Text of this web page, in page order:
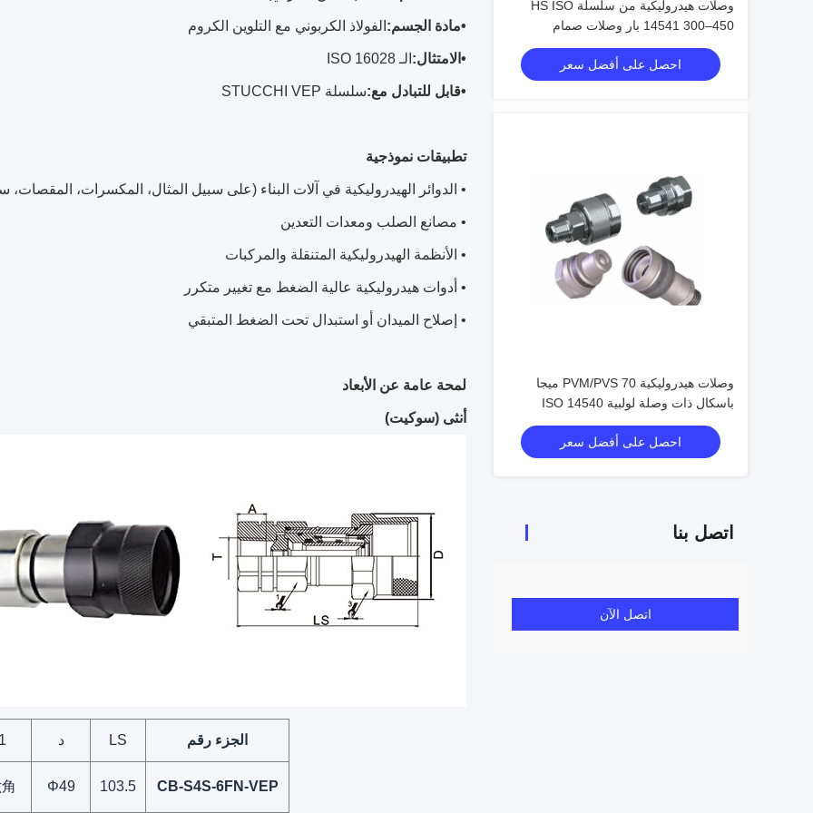
وصلات هيدروليكية من سلسلة HS ISO
14541 300–450 بار وصلات صمام
مخروطي للتوصيل الملولب
احصل على أفضل سعر
وصلات هيدروليكية PVM/PVS 70 ميجا
باسكال ذات وصلة لولبية ISO 14540
موصلات صمام مخروطي عالي الضغط
احصل على أفضل سعر
اتصل بنا
اتصل الآن
•مادة الجسم: الفولاذ الكربوني مع التلوين الكروم
• الامتثال: الـ ISO 16028
•قابل للتبادل مع:سلسلة STUCCHI VEP
تطبيقات نموذجية
• الدوائر الهيدروليكية في آلات البناء (على سبيل المثال، المكسرات،
• مصانع الصلب ومعدات التعدين
• الأنظمة الهيدروليكية المتنقلة والمركبات
• أدوات هيدروليكية عالية الضغط مع تغيير متكرر
• إصلاح الميدان أو استبدال تحت الضغط المتبقي
لمحة عامة عن الأبعاد
أنثى (سوكيت)
الجزء رقم LS د
CB-S4S-6FN-VEP
103.5
Φ49